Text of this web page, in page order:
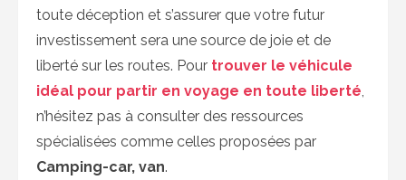
toute déception et s’assurer que votre futur
investissement sera une source de joie et de
liberté sur les routes. Pour trouver le véhicule
idéal pour partir en voyage en toute liberté,
n’hésitez pas à consulter des ressources
spécialisées comme celles proposées par
Camping-car, van.